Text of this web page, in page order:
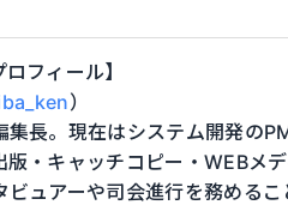
フィール】
）
集長。現在はシステム開発の
版・キャッチコピー・WEBメ
ュアーや司会進行を務めるこ